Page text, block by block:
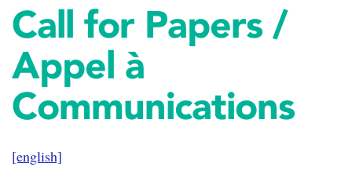
Call for Papers /
Appel à
Communications
[english]